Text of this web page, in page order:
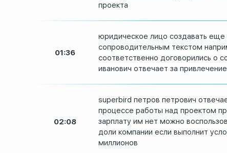
проекта
01:36
юридическое лицо создавать еще
сопроводительным текстом
соответственно договорились о
иванович отвечает за
02:08
superbird петров петрович
процессе работы над проектом
зарплату им нет можно
доли компании если выполнит
миллионов